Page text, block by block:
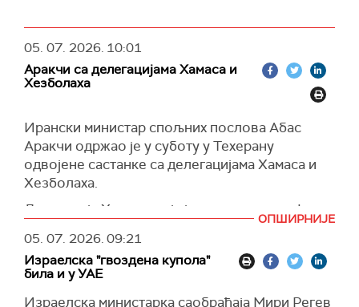
05. 07. 2026. 10:01
Аракчи са делегацијама Хамаса и
Хезболаха
Ирански министар спољних послова Абас
Аракчи одржао је у суботу у Техерану
одвојене састанке са делегацијама Хамаса и
Хезболаха.
Делегација Хамаса, коју је предводио шеф
врховног савета те организације Мухамед
Дарвиш, изразила је саучешће поводом
погибије врховног верског вође Ирана
ајатолаха Алија Хамнеија и обавестила је
Аракчија о условима живота у Појасу Газе и на
ОПШИРНИЈЕ
05. 07. 2026.09:21
Израелска "гвоздена купола"
била и у УАЕ
Израелска министарка саобраћаја Мири Регев